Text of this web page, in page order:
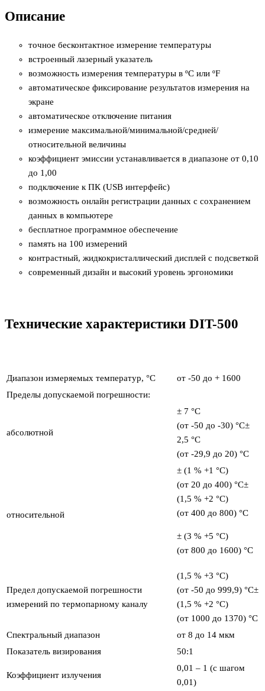
Описание
точное бесконтактное измерение температуры
встроенный лазерный указатель
возможность измерения температуры в ºC или ºF
автоматическое фиксирование результатов измерения на
экране
автоматическое отключение питания
измерение максимальной/минимальной/средней/
относительной величины
коэффициент эмиссии устанавливается в диапазоне от 0,10
до 1,00
подключение к ПК (USB интерфейс)
возможность онлайн регистрации данных с сохранением
данных в компьютере
бесплатное программное обеспечение
память на 100 измерений
контрастный, жидкокристаллический дисплей с подсветкой
современный дизайн и высокий уровень эргономики
Технические характеристики DIT-500
Диапазон измеряемых температур, °С
от -50 до + 1600
Пределы допускаемой погрешности:
абсолютной
± 7 °С
(от -50 до -30) °С±
2,5 °С
(от -29,9 до 20) °С
относительной
± (1 % +1 °С)
(от 20 до 400) °С±
(1,5 % +2 °С)
(от 400 до 800) °С
± (3 % +5 °С)
(от 800 до 1600) °С
Предел допускаемой погрешности
измерений по термопарному каналу
(1,5 % +3 °С)
(от -50 до 999,9) °С±
(1,5 % +2 °С)
(от 1000 до 1370) °С
Спектральный диапазон
от 8 до 14 мкм
Показатель визирования
50:1
Коэффициент излучения
0,01 – 1 (с шагом
0,01)